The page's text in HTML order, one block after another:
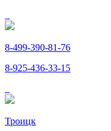
8-499-390-81-76
8-925-436-33-15
Троицк